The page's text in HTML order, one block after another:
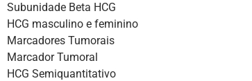
Subunidade Beta HCG
HCG masculino e feminino
Marcadores Tumorais
Marcador Tumoral
HCG Semiquantitativo